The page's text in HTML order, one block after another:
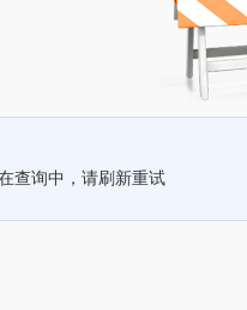
查询中，请刷新重试